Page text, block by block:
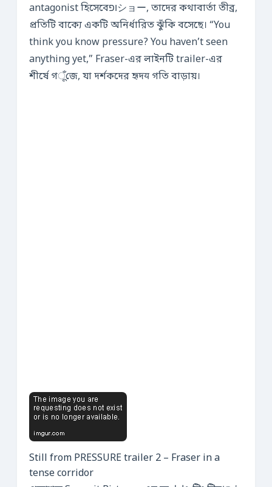
antagonist হিসেবেופショー, তাদের কথাবার্তা তীব্র,
প্রতিটি বাক্যে একটি অনির্ধারিত ঝুঁকি বসেছে। “You
think you know pressure? You haven’t seen
anything yet,” Fraser-এর লাইনটি trailer-এর
শীর্ষে গूँজে, যা দর্শকদের হৃদय গতি বাড়ায়।
Still from PRESSURE trailer 2 – Fraser in a
tense corridor